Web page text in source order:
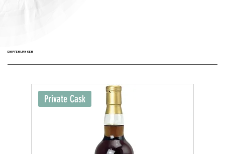
EMPFEHLUNGEN
Private Cask